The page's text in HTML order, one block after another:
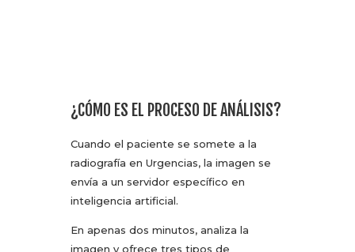
¿CÓMO ES EL PROCESO DE ANÁLISIS?
Cuando el paciente se somete a la
radiografía en Urgencias, la imagen se
envía a un servidor específico en
inteligencia artificial.
En apenas dos minutos, analiza la
imagen y ofrece tres tipos de